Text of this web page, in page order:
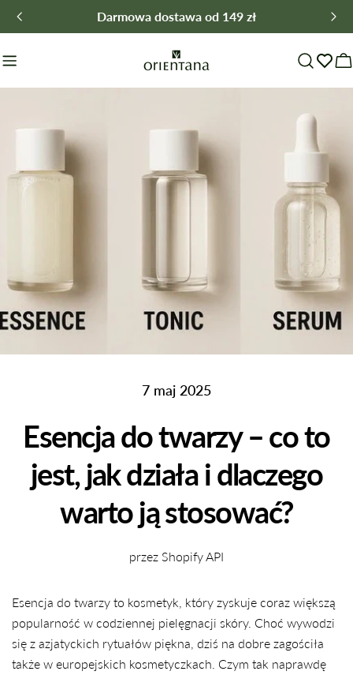
Przejdź
do
Darmowa dostawa od 149 zł
7 maj 2025
Esencja do twarzy – co to
jest, jak działa i dlaczego
warto ją stosować?
przez Shopify API
Esencja do twarzy to kosmetyk, który zyskuje coraz większą
popularność w codziennej pielęgnacji skóry. Choć wywodzi
się z azjatyckich rytuałów piękna, dziś na dobre zagościła
także w europejskich kosmetyczkach. Czym tak naprawdę